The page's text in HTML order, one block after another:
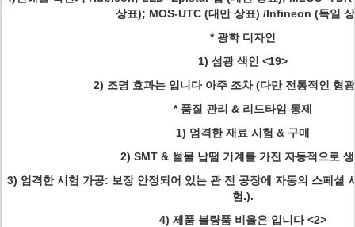
상표); MOS-UTC (대만 상표) /Infineon (독일
* 광학 디자인
1) 섬광 색인 <19>
2) 조명 효과는 입니다 아주 조차 (다만 전통적인 형
* 품질 관리 & 리드타임 통제
1) 엄격한 재료 시험 & 구매
2) SMT & 썰물 납땜 기계를 가진 자동적으로
3) 엄격한 시험 가공: 보장 안정되어 있는 관 전 공장에 자동의 스페셜
험.).
4) 제품 불량품 비율은 입니다<2>